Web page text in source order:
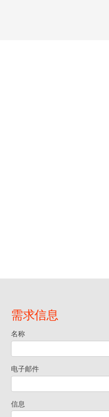
需求信息
Request
Information
- Footer
名称
电子邮件
信息